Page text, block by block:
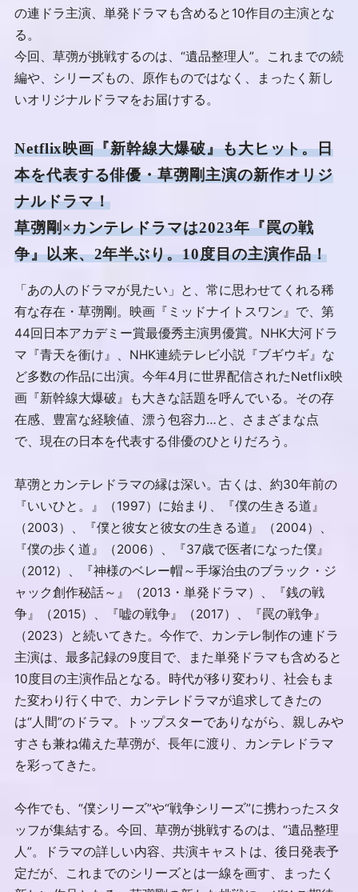
の連ドラ主演、単発ドラマも含めると10作目の主演とな
る。
今回、草彅が挑戦するのは、“遺品整理人”。これまでの続
編や、シリーズもの、原作ものではなく、まったく新し
いオリジナルドラマをお届けする。
Netflix映画『新幹線大爆破』も大ヒット。日
本を代表する俳優・草彅剛主演の新作オリジ
ナルドラマ！
草彅剛×カンテレドラマは2023年『罠の戦
争』以来、2年半ぶり。10度目の主演作品！
「あの人のドラマが見たい」と、常に思わせてくれる稀
有な存在・草彅剛。映画『ミッドナイトスワン』で、第
44回日本アカデミー賞最優秀主演男優賞。NHK大河ドラ
マ『青天を衝け』、NHK連続テレビ小説『ブギウギ』な
ど多数の作品に出演。今年4月に世界配信されたNetflix映
画『新幹線大爆破』も大きな話題を呼んでいる。その存
在感、豊富な経験値、漂う包容力…と、さまざまな点
で、現在の日本を代表する俳優のひとりだろう。
草彅とカンテレドラマの縁は深い。古くは、約30年前の
『いいひと。』（1997）に始まり、『僕の生きる道』
（2003）、『僕と彼女と彼女の生きる道』（2004）、
『僕の歩く道』（2006）、『37歳で医者になった僕』
（2012）、『神様のベレー帽～手塚治虫のブラック・ジ
ャック創作秘話～』（2013・単発ドラマ）、『銭の戦
争』（2015）、『嘘の戦争』（2017）、『罠の戦争』
（2023）と続いてきた。今作で、カンテレ制作の連ドラ
主演は、最多記録の9度目で、また単発ドラマも含めると
10度目の主演作品となる。時代が移り変わり、社会もま
た変わり行く中で、カンテレドラマが追求してきたの
は“人間”のドラマ。トップスターでありながら、親しみや
すさも兼ね備えた草彅が、長年に渡り、カンテレドラマ
を彩ってきた。
今作でも、“僕シリーズ”や“戦争シリーズ”に携わったスタ
ッフが集結する。今回、草彅が挑戦するのは、“遺品整理
人”。ドラマの詳しい内容、共演キャストは、後日発表予
定だが、これまでのシリーズとは一線を画す、まったく